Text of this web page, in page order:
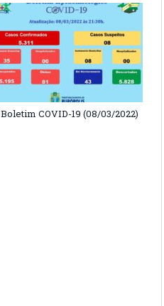
Boletim COVID-19 (08/03/2022)